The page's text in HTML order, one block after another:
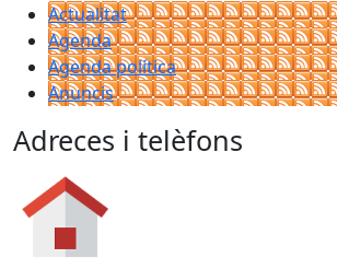
Actualitat
Agenda
Agenda política
Anuncis
Adreces i telèfons